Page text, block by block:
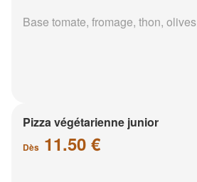
Base tomate, fromage, thon, olives
Pizza végétarienne junior
Dès 11.50 €